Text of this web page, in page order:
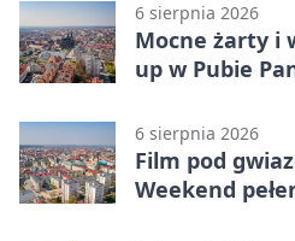
6 sierpnia 2026
Mocne żarty i
up w Pubie
6 sierpnia 2026
Film pod
Weekend